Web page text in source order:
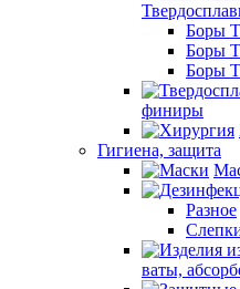
Боры
Боры
Боры
финиры
Гигиена, защита
Разное
ваты,